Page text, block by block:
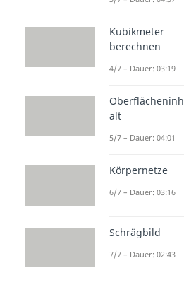
Kubikmeter
berechnen
4/7 – Dauer: 03:19
Oberflächeninh
alt
5/7 – Dauer: 04:01
Körpernetze
6/7 – Dauer: 03:16
Schrägbild
7/7 – Dauer: 02:43